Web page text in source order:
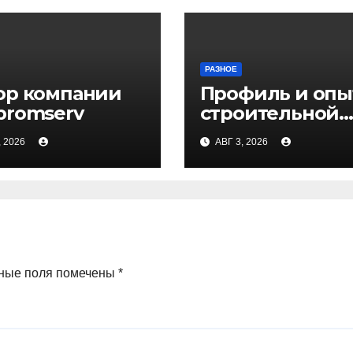
компании
РАЗНОЕ
Профиль и
строительной
компании
АВГ 3, 2026
поля помечены *